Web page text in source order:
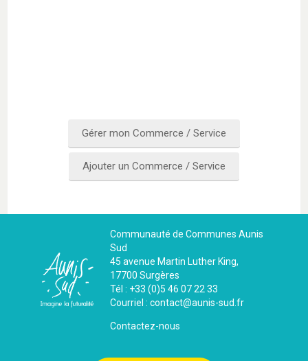
Gérer mon Commerce / Service
Ajouter un Commerce / Service
Communauté de Communes Aunis
Sud
45 avenue Martin Luther King,
17700 Surgères
Tél : +33 (0)5 46 07 22 33
Courriel : contact@aunis-sud.fr
Contactez-nous